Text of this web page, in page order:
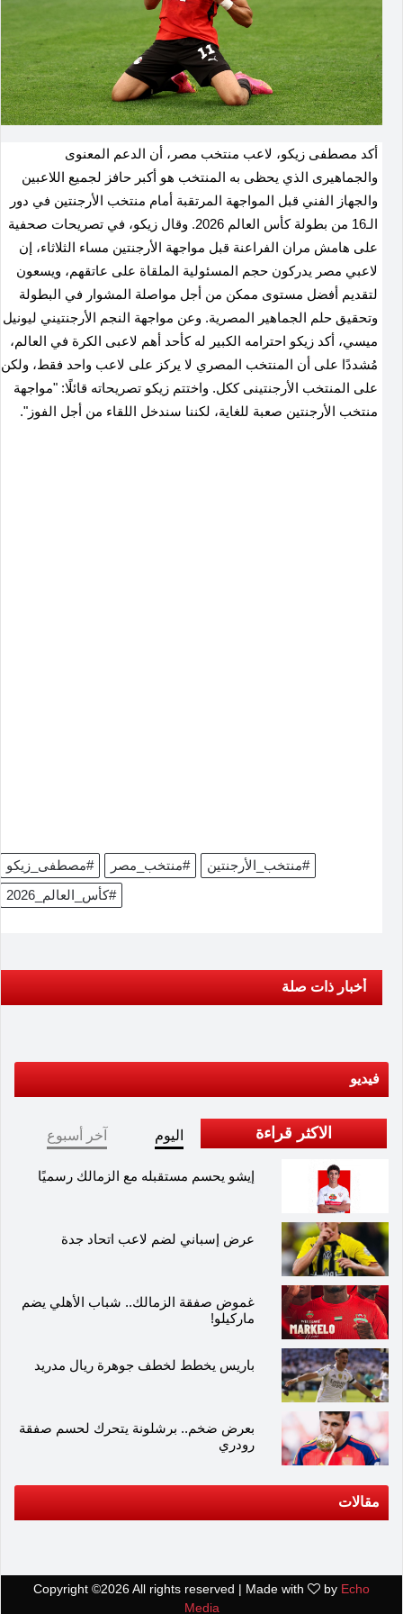
أكد مصطفى زيكو، لاعب منتخب مصر، أن الدعم المعنوى
والجماهيرى الذي يحظى به المنتخب هو أكبر حافز لجميع اللاعبين
والجهاز الفني قبل المواجهة المرتقبة أمام منتخب الأرجنتين في دور
الـ16 من بطولة كأس العالم 2026. وقال زيكو، في تصريحات صحفية
على هامش مران الفراعنة قبل مواجهة الأرجنتين مساء الثلاثاء، إن
لاعبي مصر يدركون حجم المسئولية الملقاة على عاتقهم، ويسعون
لتقديم أفضل مستوى ممكن من أجل مواصلة المشوار في البطولة
وتحقيق حلم الجماهير المصرية. وعن مواجهة النجم الأرجنتيني ليونيل
ميسي، أكد زيكو احترامه الكبير له كأحد أهم لاعبى الكرة في العالم،
مُشددًا على أن المنتخب المصري لا يركز على لاعب واحد فقط، ولكن
على المنتخب الأرجنتينى ككل. واختتم زيكو تصريحاته قائلًا: "مواجهة
منتخب الأرجنتين صعبة للغاية، لكننا سندخل اللقاء من أجل الفوز".
#مصطفى_زيكو #منتخب_مصر
#منتخب_الأرجنتين
#كأس_العالم_2026
أخبار ذات صلة
فيديو
الاكثر قراءة اليوم آخر أسبوع
إيشو يحسم مستقبله مع الزمالك رسميًا
عرض إسباني لضم لاعب اتحاد جدة
غموض صفقة الزمالك.. شباب الأهلي يضم
ماركيلو!
باريس يخطط لخطف جوهرة ريال مدريد
بعرض ضخم.. برشلونة يتحرك لحسم صفقة
رودري
مقالات
Copyright ©2026 All rights reserved | Made with by Echo
Media